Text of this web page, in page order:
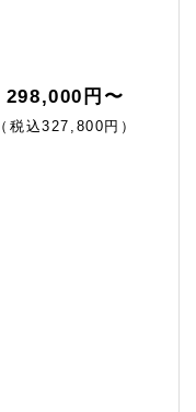
298,000円〜
（税込327,800円）